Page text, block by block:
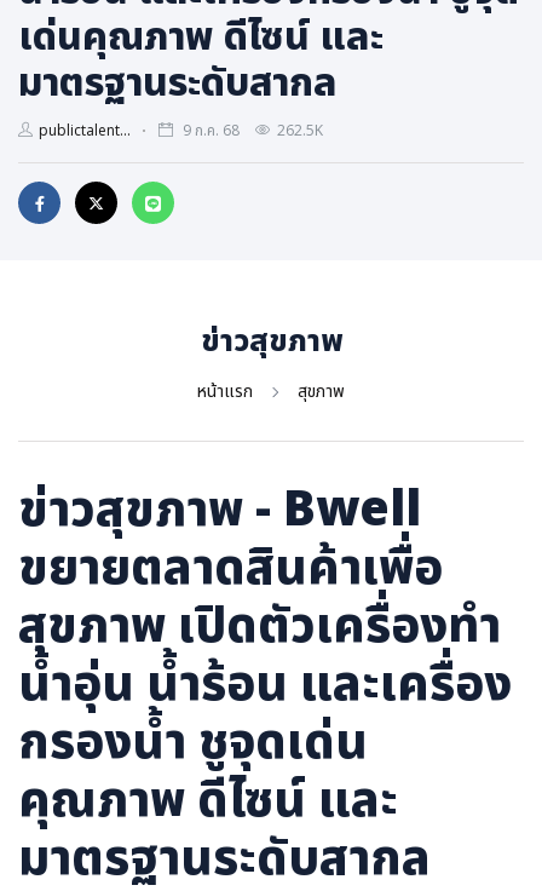
ขนส่ง
การงาน, อาชีพ
กิจกรรม
อบรมสัมมนา
เอเชีย
เด่นคุณภาพ ดีไซน์ และ
มาตรฐานระดับสากล
publictalent... 9 ก.ค. 68 262.5K
ข่าวสุขภาพ
หน้าแรก สุขภาพ
ข่าวสุขภาพ - Bwell
ขยายตลาดสินค้าเพื่อ
สุขภาพ เปิดตัวเครื่องทำ
น้ำอุ่น น้ำร้อน และเครื่อง
กรองน้ำ ชูจุดเด่น
คุณภาพ ดีไซน์ และ
มาตรฐานระดับสากล